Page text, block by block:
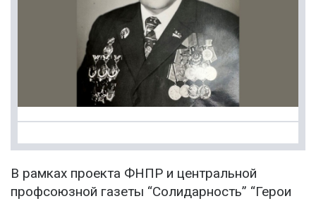
В рамках проекта ФНПР и центральной
профсоюзной газеты “Солидарность” “Герои